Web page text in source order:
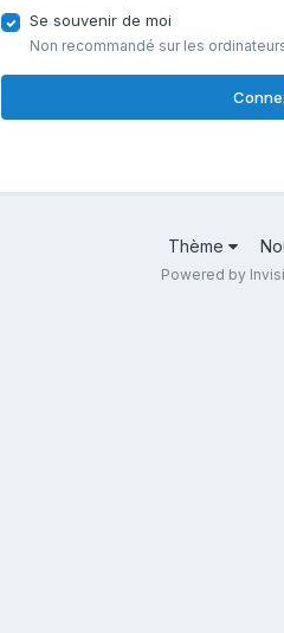
Se souvenir de moi
Non recommandé sur les
Thème
Powered by